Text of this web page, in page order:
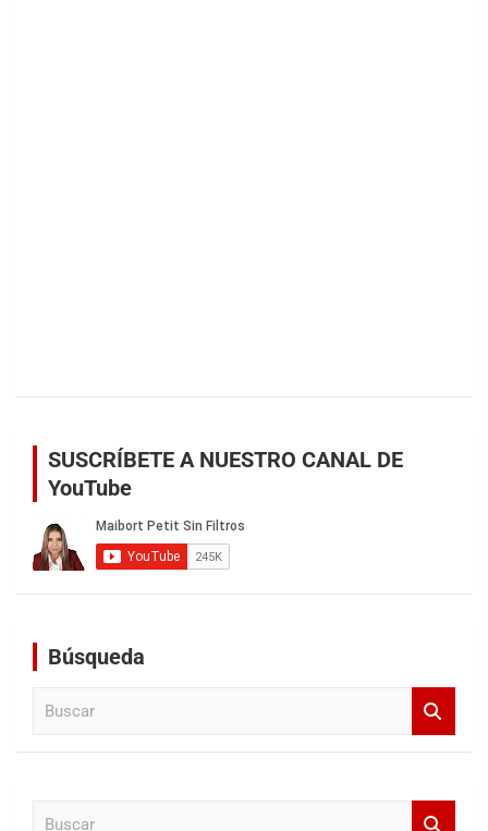
SUSCRÍBETE A NUESTRO CANAL DE
YouTube
Búsqueda